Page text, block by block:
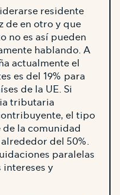
residente
de en otro y que
no es así pueden
hablando. A
actualmente el
es del 19% para
de la UE. Si
tributaria
el tipo
la comunidad
del 50%.
paralelas
y